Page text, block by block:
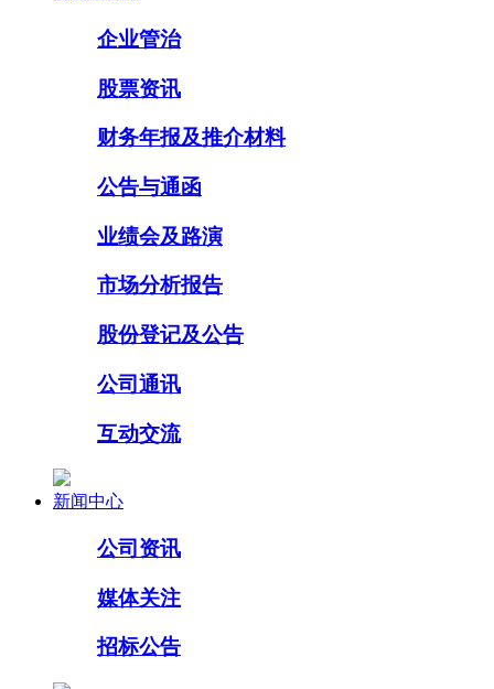
企业管治
股票资讯
财务年报及推介材料
公告与通函
业绩会及路演
市场分析报告
股份登记及公告
公司通讯
互动交流
新闻中心
公司资讯
媒体关注
招标公告